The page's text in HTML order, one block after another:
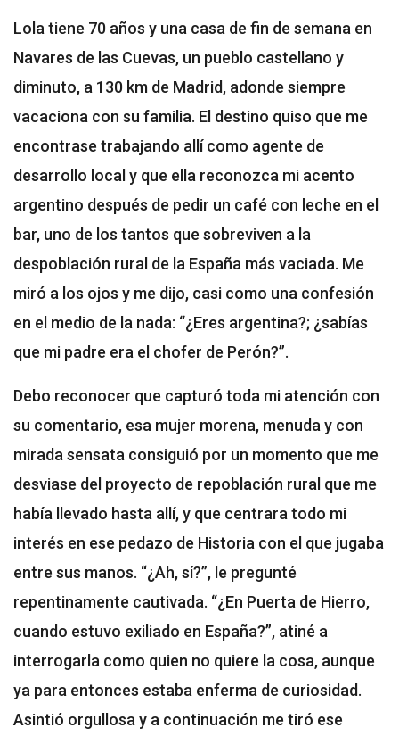
Lola tiene 70 años y una casa de fin de semana en
Navares de las Cuevas, un pueblo castellano y
diminuto, a 130 km de Madrid, adonde siempre
vacaciona con su familia. El destino quiso que me
encontrase trabajando allí como agente de
desarrollo local y que ella reconozca mi acento
argentino después de pedir un café con leche en el
bar, uno de los tantos que sobreviven a la
despoblación rural de la España más vaciada. Me
miró a los ojos y me dijo, casi como una confesión
en el medio de la nada: “¿Eres argentina?; ¿sabías
que mi padre era el chofer de Perón?”.
Debo reconocer que capturó toda mi atención con
su comentario, esa mujer morena, menuda y con
mirada sensata consiguió por un momento que me
desviase del proyecto de repoblación rural que me
había llevado hasta allí, y que centrara todo mi
interés en ese pedazo de Historia con el que jugaba
entre sus manos. “¿Ah, sí?”, le pregunté
repentinamente cautivada. “¿En Puerta de Hierro,
cuando estuvo exiliado en España?”, atiné a
interrogarla como quien no quiere la cosa, aunque
ya para entonces estaba enferma de curiosidad.
Asintió orgullosa y a continuación me tiró ese